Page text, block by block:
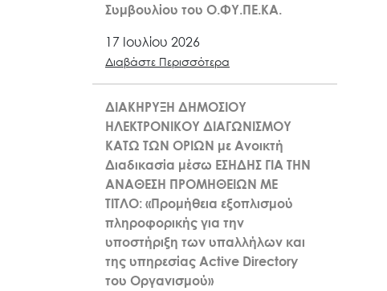
Συμβουλίου του Ο.ΦΥ.ΠΕ.ΚΑ.
17 Ιουλίου 2026
Διαβάστε Περισσότερα
ΔΙΑΚΗΡΥΞΗ ΔΗΜΟΣΙΟΥ
ΗΛΕΚΤΡΟΝΙΚΟΥ ΔΙΑΓΩΝΙΣΜΟΥ
ΚΑΤΩ ΤΩΝ ΟΡΙΩΝ με Ανοικτή
Διαδικασία μέσω ΕΣΗΔΗΣ ΓΙΑ ΤΗΝ
ΑΝΑΘΕΣΗ ΠΡΟΜΗΘΕΙΩΝ ΜΕ
ΤΙΤΛΟ: «Προμήθεια εξοπλισμού
πληροφορικής για την
υποστήριξη των υπαλλήλων και
της υπηρεσίας Active Directory
του Οργανισμού»